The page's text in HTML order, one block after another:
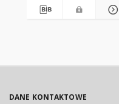
DANE KONTAKTOWE